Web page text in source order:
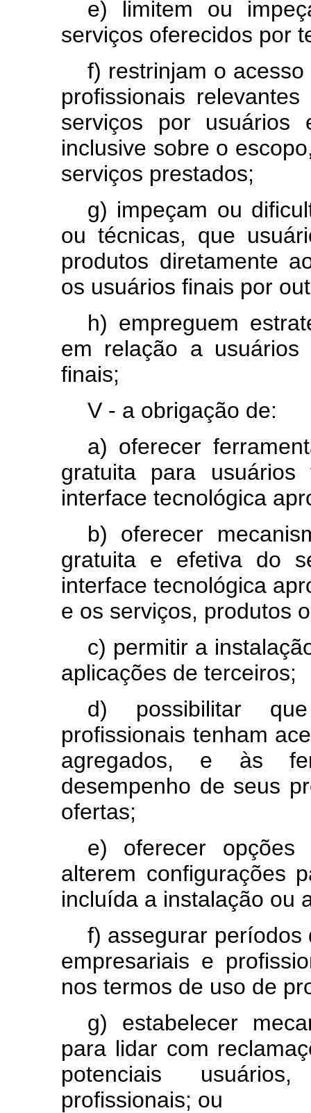
e) limitem ou
serviços oferecidos por
f) restrinjam o
profissionais
serviços por usuários
inclusive sobre o
serviços prestados;
g) impeçam ou
ou técnicas, que
produtos diretamente
os usuários finais por
h) empreguem
em relação a usuários
finais;
V - a obrigação de:
a) oferecer
gratuita para
interface tecnológica
b) oferecer
gratuita e efetiva do
interface tecnológica
e os serviços, produtos
c) permitir a
aplicações de terceiros;
d) possibilitar
profissionais tenham
agregados, e às
desempenho de seus
ofertas;
e) oferecer
alterem configurações
incluída a instalação ou
f) assegurar períodos
empresariais e
nos termos de uso de
g) estabelecer
para lidar com
potenciais
profissionais; ou